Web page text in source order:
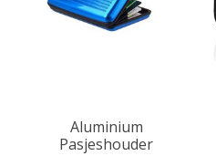
Aluminium
Pasjeshouder